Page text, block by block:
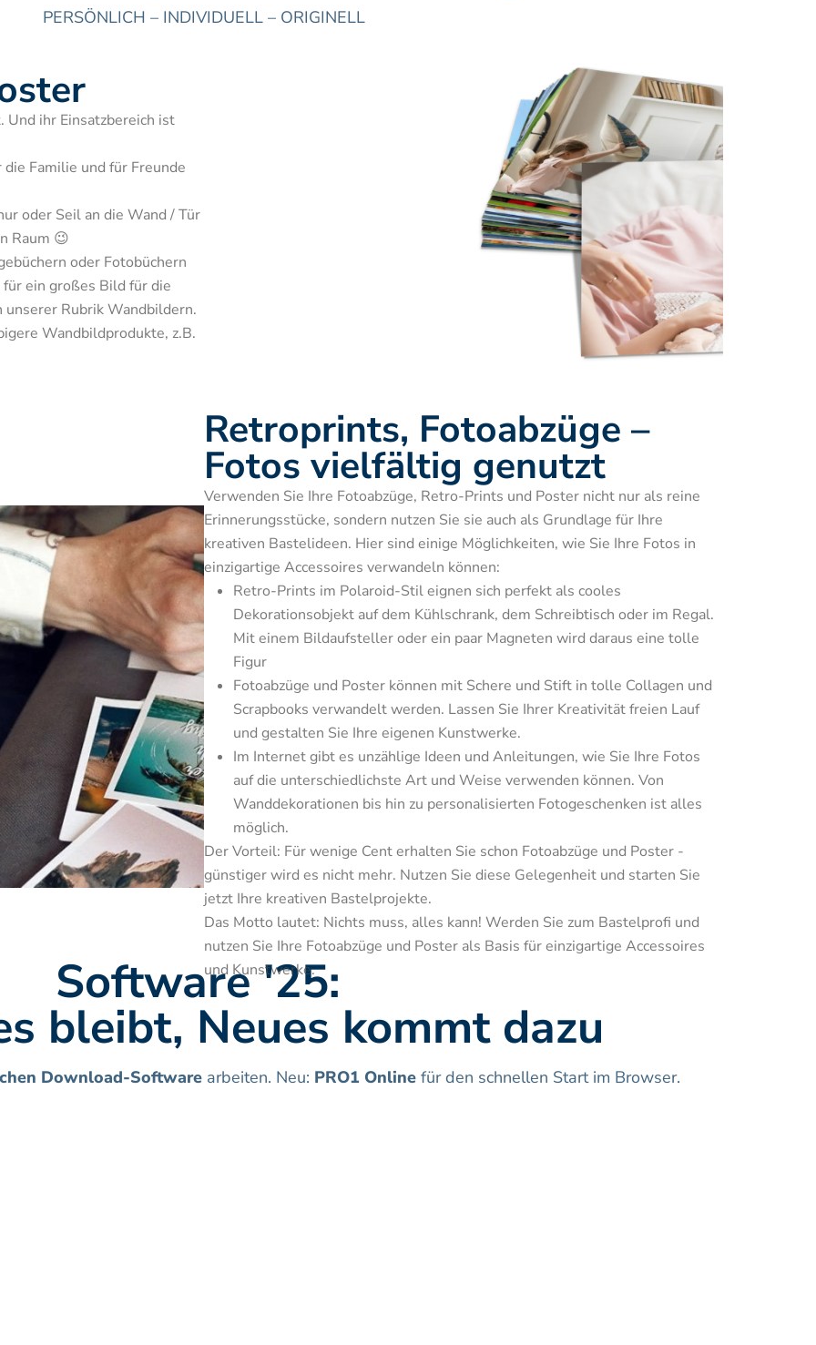
PERSÖNLICH – INDIVIDUELL – ORIGINELL
ihr Einsatzbereich ist
Familie und für Freunde
oder Seil an die Wand / Tür
Raum 😉
ein großes Bild für die
unserer Rubrik Wandbildern.
Wandbildprodukte, z.B.
Retroprints, Fotoabzüge –
Fotos vielfältig genutzt
Verwenden Sie Ihre Fotoabzüge, Retro-Prints und Poster nicht nur als reine
Erinnerungsstücke, sondern nutzen Sie sie auch als Grundlage für Ihre
kreativen Bastelideen. Hier sind einige Möglichkeiten, wie Sie Ihre Fotos in
einzigartige Accessoires verwandeln können:
Retro-Prints im Polaroid-Stil eignen sich perfekt als cooles
Dekorationsobjekt auf dem Kühlschrank, dem Schreibtisch oder im Regal.
Mit einem Bildaufsteller oder ein paar Magneten wird daraus eine tolle
Figur
Fotoabzüge und Poster können mit Schere und Stift in tolle Collagen und
Scrapbooks verwandelt werden. Lassen Sie Ihrer Kreativität freien Lauf
und gestalten Sie Ihre eigenen Kunstwerke.
Im Internet gibt es unzählige Ideen und Anleitungen, wie Sie Ihre Fotos
auf die unterschiedlichste Art und Weise verwenden können. Von
Wanddekorationen bis hin zu personalisierten Fotogeschenken ist alles
möglich.
Der Vorteil: Für wenige Cent erhalten Sie schon Fotoabzüge und Poster -
günstiger wird es nicht mehr. Nutzen Sie diese Gelegenheit und starten Sie
jetzt Ihre kreativen Bastelprojekte.
Das Motto lautet: Nichts muss, alles kann! Werden Sie zum Bastelprofi und
nutzen Sie Ihre Fotoabzüge und Poster als Basis für einzigartige Accessoires
und Kunstwerke.
Software '25:
bleibt, Neues kommt dazu
Download-Software arbeiten. Neu: PRO1 Online für den schnellen Start im Browser.